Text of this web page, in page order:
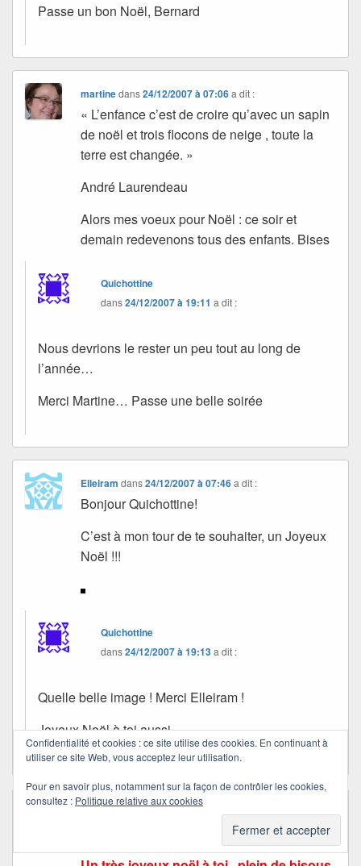
Passe un bon Noël, Bernard
martinedans24/12/2007 à 07:06 a dit :
« L’enfance c’est de croire qu’avec un sapin
de noël et trois flocons de neige , toute la
terre est changée. »
André Laurendeau
Alors mes voeux pour Noël : ce soir et
demain redevenons tous des enfants. Bises
Quichottine
dans24/12/2007 à 19:11 a dit :
Nous devrions le rester un peu tout au long de
l’année…
Merci Martine… Passe une belle soirée
Elleiram dans24/12/2007 à 07:46 a dit :
Bonjour Quichottine!
C’est à mon tour de te souhaiter, un Joyeux
Noël !!!
Quichottine
dans24/12/2007 à 19:13a dit :
Quelle belle image ! Merci Elleiram !
Joyeux Noël à toi aussi
24/12/2007 à 09:25a dit :
Confidentialité et cookies : ce site utilise des cookies. En continuant à
utiliser ce site Web, vous acceptez leur utilisation.
Pour en savoir plus, notamment sur la façon de contrôler les cookies,
consultez : Politique relative aux cookies